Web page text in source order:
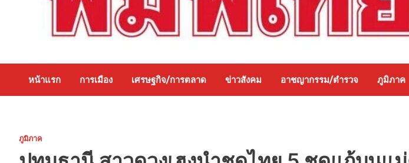
หน้าแรก การเมือง เศรษฐกิจ/การตลาด ข่าวสังคม อาชญากรรม/ตำรวจ ภูมิภาค
ภูมิภาค